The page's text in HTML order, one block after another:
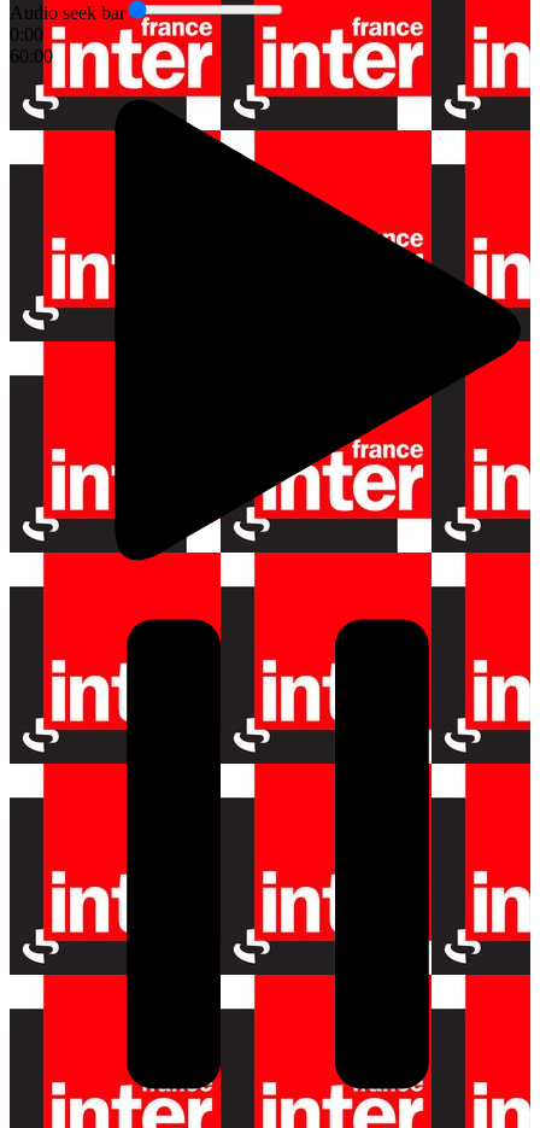
Audio seek bar
0:00
60:00